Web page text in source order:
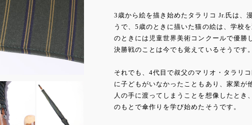
3歳から絵を描き始めたタラリコ Jr.氏は、
うで、5歳のときに描いた猫の絵は、学校
のときには児童世界美術コンクールで優勝
決勝戦のことは今でも覚えているそうです。
それでも、4代目で叔父のマリオ・タラリ
に子どもがいなかったこともあり、家業が
人の手に渡ってしまうことを想像したと
のもとで傘作りを学び始めたそうです。